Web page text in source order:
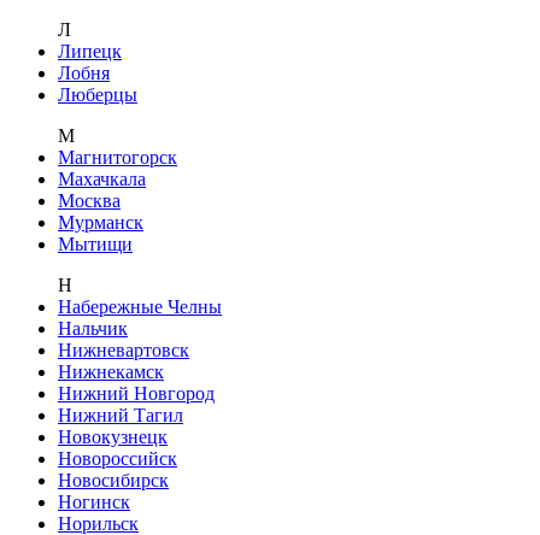
Л
Липецк
Лобня
Люберцы
М
Магнитогорск
Махачкала
Москва
Мурманск
Мытищи
Н
Набережные Челны
Нальчик
Нижневартовск
Нижнекамск
Нижний Новгород
Нижний Тагил
Новокузнецк
Новороссийск
Новосибирск
Ногинск
Норильск